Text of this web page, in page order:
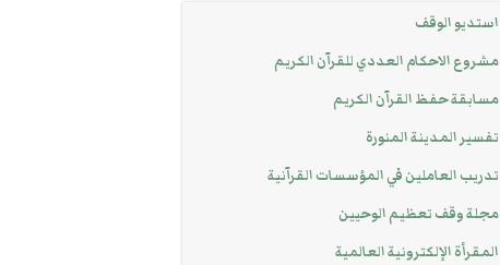
استديو الوقف
مشروع الاحكام العددي للقرآن الكريم
مسابقة حفظ القرآن الكريم
تفسير المدينة المنورة
تدريب العاملين في المؤسسات القرآنية
مجلة وقف تعظيم الوحيين
المقرأة الإلكترونية العالمية